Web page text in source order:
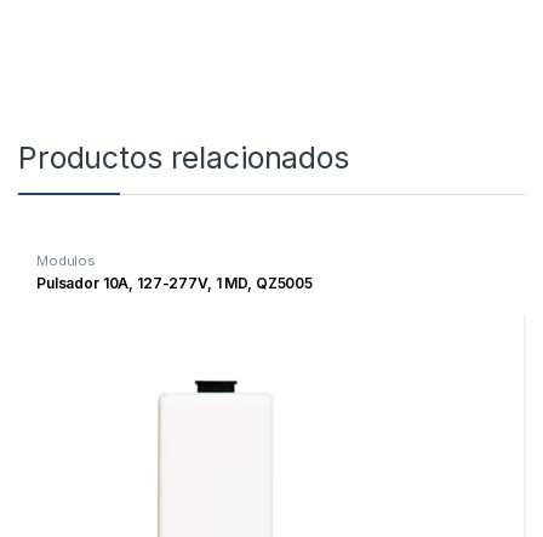
Productos relacionados
Modulos
Pulsador 10A, 127-277V, 1 MD, QZ5005